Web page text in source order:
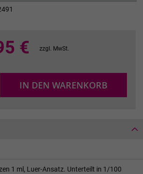
€ zzgl. MwSt.
IN DEN WARENKORB
1 ml, Luer-Ansatz. Unterteilt in 1/100